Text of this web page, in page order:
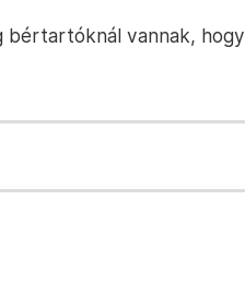
bértartóknál vannak, hogy